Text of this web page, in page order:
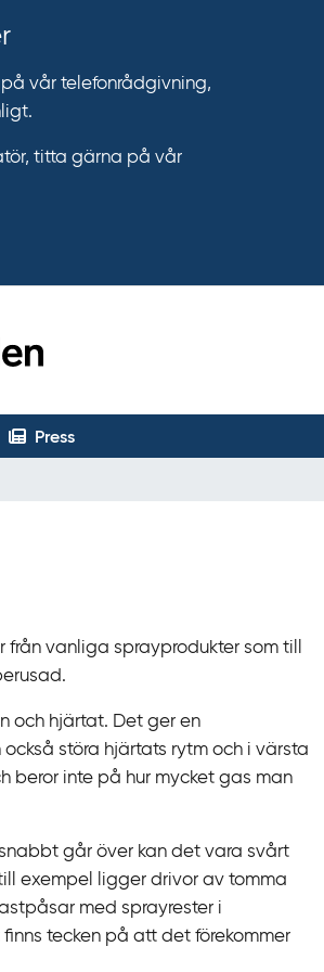
vår telefonrådgivning,
titta gärna på vår
Press
vanliga sprayprodukter som till
och hjärtat. Det ger en
störa hjärtats rytm och i värsta
beror inte på hur mycket gas man
går över kan det vara svårt
exempel ligger drivor av tomma
med sprayrester i
tecken på att det förekommer